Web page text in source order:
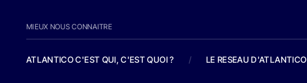
MIEUX NOUS CONNAITRE
ATLANTICO C'EST QUI, C'EST QUOI ? / LE RESEAU D'ATLANTICO